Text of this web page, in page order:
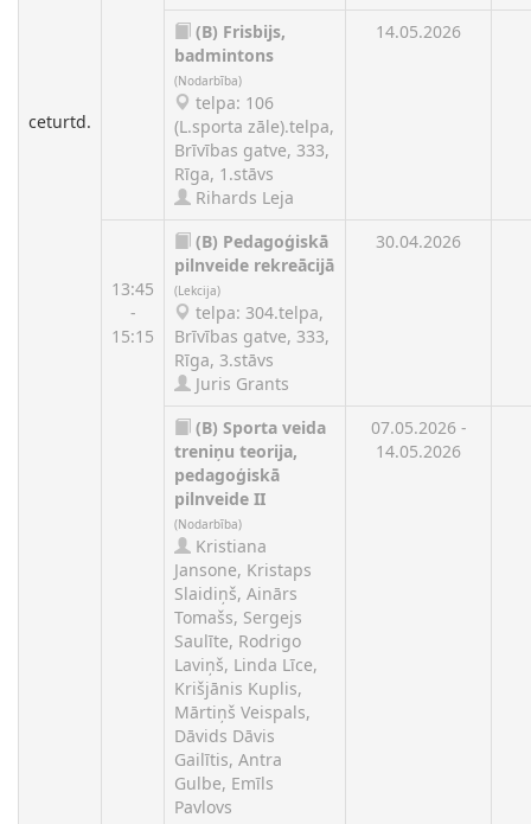
ceturtd.
(B) Frisbijs,
badmintons
(Nodarbība)
telpa: 106
(L.sporta zāle).telpa,
Brīvības gatve, 333,
Rīga, 1.stāvs
Rihards Leja
14.05.2026
13:45
-
15:15
(B) Pedagoģiskā
pilnveide rekreācijā
(Lekcija)
telpa: 304.telpa,
Brīvības gatve, 333,
Rīga, 3.stāvs
Juris Grants
30.04.2026
(B) Sporta veida
treniņu teorija,
pedagoģiskā
pilnveide II
(Nodarbība)
Kristiana
Jansone, Kristaps
Slaidiņš, Ainārs
Tomašs, Sergejs
Saulīte, Rodrigo
Laviņš, Linda Līce,
Krišjānis Kuplis,
Mārtiņš Veispals,
Dāvids Dāvis
Gailītis, Antra
Gulbe, Emīls
Pavlovs
07.05.2026 -
14.05.2026